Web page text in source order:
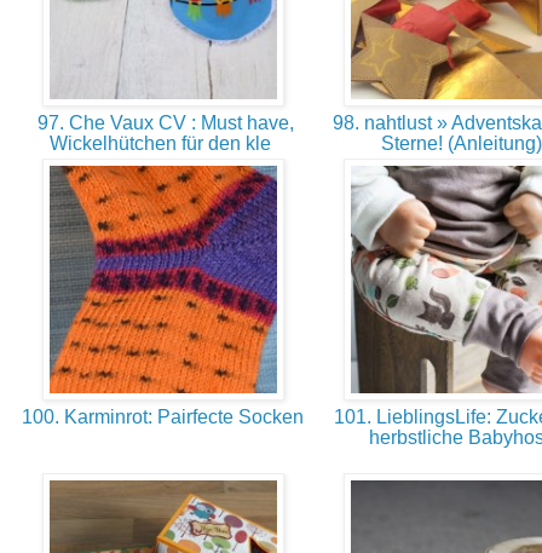
97. Che Vaux CV : Must have,
Wickelhütchen für den kle
98. nahtlust »
Sterne!
100. Karminrot: Pairfecte Socken
101. LieblingsLife:
herbstliche